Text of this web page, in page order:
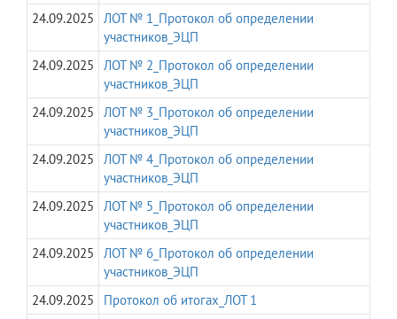
24.09.2025
ЛОТ № 1_Протокол об определении
участников_ЭЦП
24.09.2025
ЛОТ № 2_Протокол об определении
участников_ЭЦП
24.09.2025
ЛОТ № 3_Протокол об определении
участников_ЭЦП
24.09.2025
ЛОТ № 4_Протокол об определении
участников_ЭЦП
24.09.2025
ЛОТ № 5_Протокол об определении
участников_ЭЦП
24.09.2025
ЛОТ № 6_Протокол об определении
участников_ЭЦП
24.09.2025
Протокол об итогах_ЛОТ 1